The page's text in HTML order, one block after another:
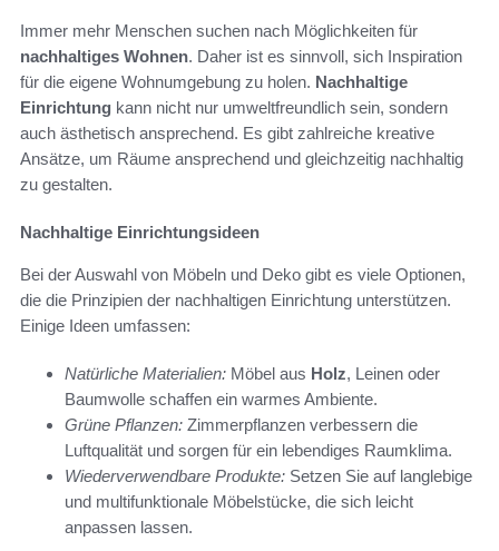
Immer mehr Menschen suchen nach Möglichkeiten für
nachhaltiges Wohnen. Daher ist es sinnvoll, sich Inspiration
für die eigene Wohnumgebung zu holen. Nachhaltige
Einrichtung kann nicht nur umweltfreundlich sein, sondern
auch ästhetisch ansprechend. Es gibt zahlreiche kreative
Ansätze, um Räume ansprechend und gleichzeitig nachhaltig
zu gestalten.
Nachhaltige Einrichtungsideen
Bei der Auswahl von Möbeln und Deko gibt es viele Optionen,
die die Prinzipien der nachhaltigen Einrichtung unterstützen.
Einige Ideen umfassen:
Natürliche Materialien: Möbel aus Holz, Leinen oder
Baumwolle schaffen ein warmes Ambiente.
Grüne Pflanzen: Zimmerpflanzen verbessern die
Luftqualität und sorgen für ein lebendiges Raumklima.
Wiederverwendbare Produkte: Setzen Sie auf langlebige
und multifunktionale Möbelstücke, die sich leicht
anpassen lassen.